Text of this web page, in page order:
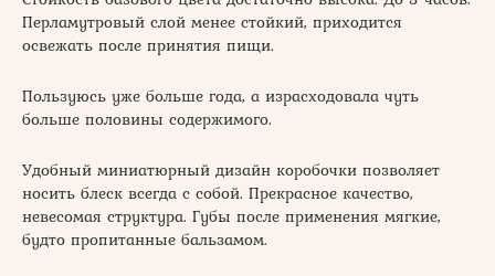
Перламутровый слой менее стойкий, приходится
освежать после принятия пищи.
Пользуюсь уже больше года, а израсходовала чуть
больше половины содержимого.
Удобный миниатюрный дизайн коробочки позволяет
носить блеск всегда с собой. Прекрасное качество,
невесомая структура. Губы после применения мягкие,
будто пропитанные бальзамом.